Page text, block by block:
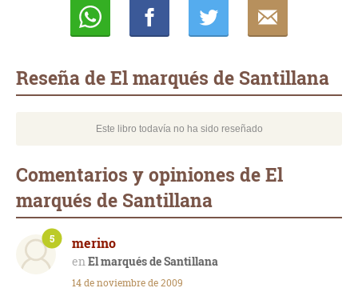
Reseña de El marqués de Santillana
Este libro todavía no ha sido reseñado
Comentarios y opiniones de El
marqués de Santillana
merino
El marqués de Santillana
5
14 de noviembre de 2009